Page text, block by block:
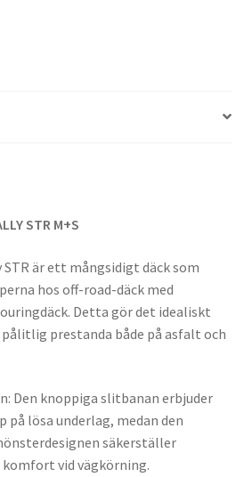
STR M+S
är ett mångsidigt däck som
hos off-road-däck med
Detta gör det idealiskt
prestanda både på asfalt och
Den knoppiga slitbanan erbjuder
lösa underlag, medan den
säkerställer
vid vägkörning.